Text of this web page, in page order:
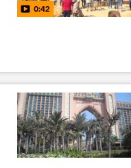
0:42